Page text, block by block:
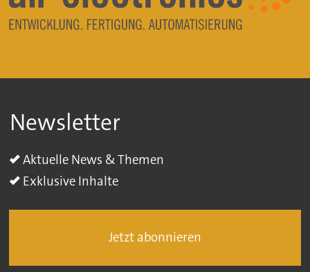
Newsletter
Aktuelle News & Themen
Exklusive Inhalte
Jetzt abonnieren